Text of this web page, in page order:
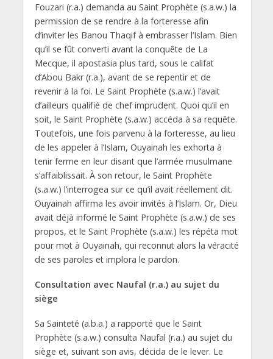
Fouzari (r.a.) demanda au Saint Prophète (s.a.w.) la
permission de se rendre à la forteresse afin
d’inviter les Banou Thaqif à embrasser l’Islam. Bien
qu’il se fût converti avant la conquête de La
Mecque, il apostasia plus tard, sous le califat
d’Abou Bakr (r.a.), avant de se repentir et de
revenir à la foi. Le Saint Prophète (s.a.w.) l’avait
d’ailleurs qualifié de chef imprudent. Quoi qu’il en
soit, le Saint Prophète (s.a.w.) accéda à sa requête.
Toutefois, une fois parvenu à la forteresse, au lieu
de les appeler à l’Islam, Ouyainah les exhorta à
tenir ferme en leur disant que l’armée musulmane
s’affaiblissait. À son retour, le Saint Prophète
(s.a.w.) l’interrogea sur ce qu’il avait réellement dit.
Ouyainah affirma les avoir invités à l’Islam. Or, Dieu
avait déjà informé le Saint Prophète (s.a.w.) de ses
propos, et le Saint Prophète (s.a.w.) les répéta mot
pour mot à Ouyainah, qui reconnut alors la véracité
de ses paroles et implora le pardon.
Consultation avec Naufal (r.a.) au sujet du
siège
Sa Sainteté (a.b.a.) a rapporté que le Saint
Prophète (s.a.w.) consulta Naufal (r.a.) au sujet du
siège et, suivant son avis, décida de le lever. Le